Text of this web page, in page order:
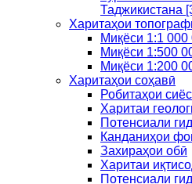
Таджикистана
Харитаҳои
Миқёси 1:1 000
Миқёси 1:500
Миқёси 1:200
Харитаҳои соҳавӣ
Робитаҳои
Харитаи
Потенсиали
Канданиҳои
Захираҳои обӣ
Харитаи
Потенсиали